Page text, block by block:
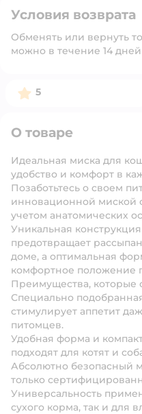
Условия возврата
Обменять или вернуть
можно в течение 14
Рейтинг:
5
О товаре
Идеальная миска для
удобство и комфорт в
Позаботьтесь о своем
инновационной миской
учетом анатомических
Уникальная
предотвращает
доме, а оптимальная
комфортное положение
Преимущества, которые
Специально
стимулирует аппетит
питомцев.
Удобная форма и
подходят для котят и
Абсолютно безопасный
только
Универсальность
сухого корма, так и для